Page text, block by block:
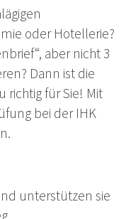
oder Hotellerie?
aber nicht 3
Dann ist die
richtig für Sie! Mit
bei der IHK
unterstützen sie